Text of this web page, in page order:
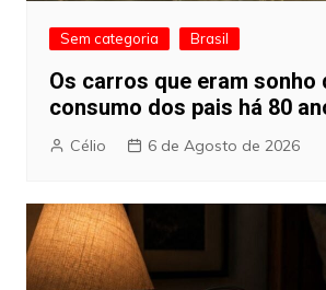
Sem categoria Brasil
Os carros que eram sonho
consumo dos pais há 80
Célio 6 de Agosto de 2026